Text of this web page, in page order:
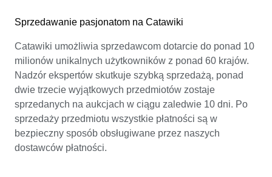
Sprzedawanie pasjonatom na Catawiki
Catawiki umożliwia sprzedawcom dotarcie do ponad 10
milionów unikalnych użytkowników z ponad 60 krajów.
Nadzór ekspertów skutkuje szybką sprzedażą, ponad
dwie trzecie wyjątkowych przedmiotów zostaje
sprzedanych na aukcjach w ciągu zaledwie 10 dni. Po
sprzedaży przedmiotu wszystkie płatności są w
bezpieczny sposób obsługiwane przez naszych
dostawców płatności.